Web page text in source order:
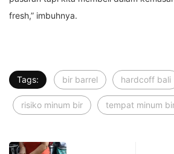
fresh,” imbuhnya.
Tags: bir barrel hardcoff bali
risiko minum bir tempat minum